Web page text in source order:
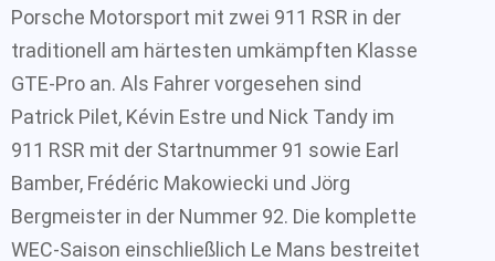
Porsche Motorsport mit zwei 911 RSR in der
traditionell am härtesten umkämpften Klasse
GTE-Pro an. Als Fahrer vorgesehen sind
Patrick Pilet, Kévin Estre und Nick Tandy im
911 RSR mit der Startnummer 91 sowie Earl
Bamber, Frédéric Makowiecki und Jörg
Bergmeister in der Nummer 92. Die komplette
WEC-Saison einschließlich Le Mans bestreitet